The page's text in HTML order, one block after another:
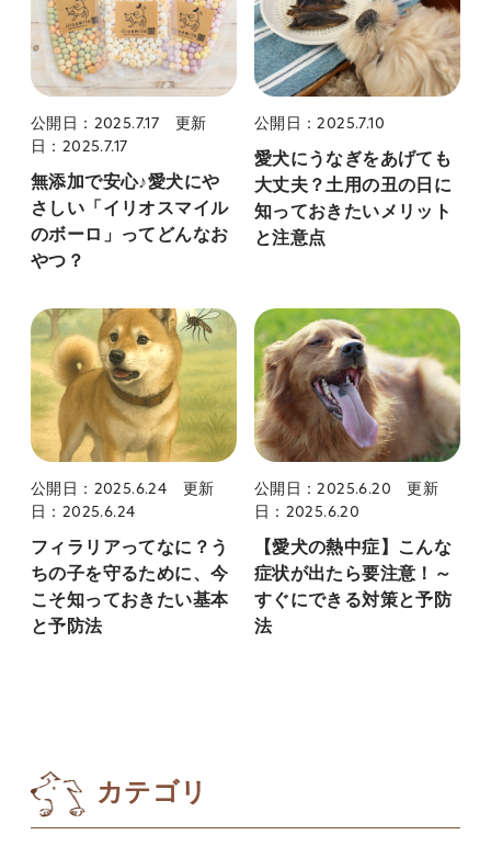
公開日：2025.7.17
更新
日：2025.7.17
無添加で安心♪愛犬にや
さしい「イリオスマイル
のボーロ」ってどんなお
やつ？
公開日：2025.7.10
愛犬にうなぎをあげても
大丈夫？土用の丑の日に
知っておきたいメリット
と注意点
公開日：2025.6.24
更新
日：2025.6.24
フィラリアってなに？う
ちの子を守るために、今
こそ知っておきたい基本
と予防法
公開日：2025.6.20
更新
日：2025.6.20
【愛犬の熱中症】こんな
症状が出たら要注意！～
すぐにできる対策と予防
法
カテゴリ